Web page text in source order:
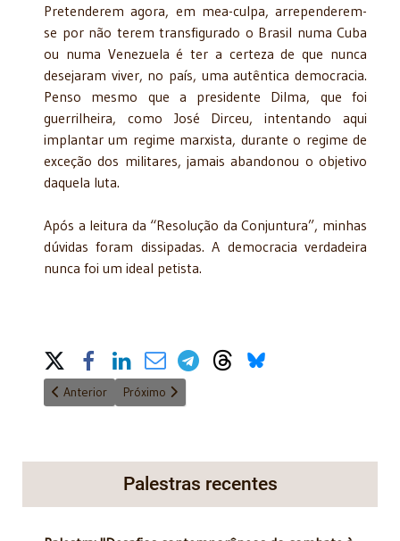
Pretenderem agora, em mea-culpa, arrependerem-
se por não terem transfigurado o Brasil numa Cuba
ou numa Venezuela é ter a certeza de que nunca
desejaram viver, no país, uma autêntica democracia.
Penso mesmo que a presidente Dilma, que foi
guerrilheira, como José Dirceu, intentando aqui
implantar um regime marxista, durante o regime de
exceção dos militares, jamais abandonou o objetivo
daquela luta.
Após a leitura da “Resolução da Conjuntura”, minhas
dúvidas foram dissipadas. A democracia verdadeira
nunca foi um ideal petista.
Share on Social Media
Artigo anterior: Pós verdade, fake news, propostas e realidade
Anterior Próximo artigo: Após 30 anos Virtualidades da
Próximo
Palestras recentes